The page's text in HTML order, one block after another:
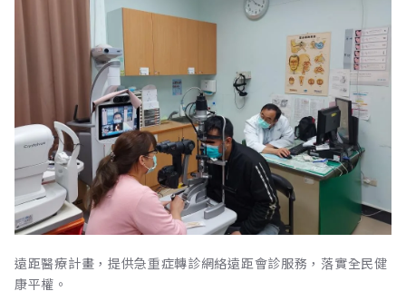
遠距醫療計畫，提供急重症轉診網絡遠距會診服務，落實全民健
康平權。